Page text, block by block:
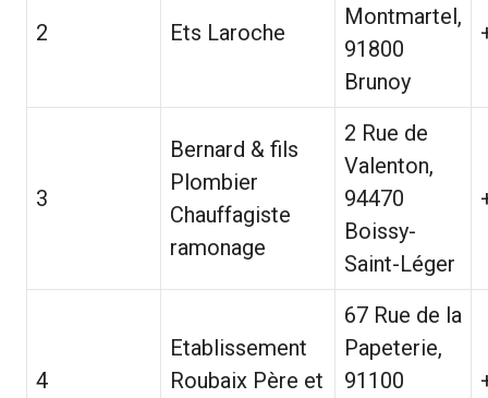
2 Ets Laroche
Montmartel,
91800
Brunoy
3
Bernard & fils
Plombier
Chauffagiste
ramonage
2 Rue de
Valenton,
94470
Boissy-
Saint-Léger
4
Etablissement
Roubaix Père et
67 Rue de la
Papeterie,
91100